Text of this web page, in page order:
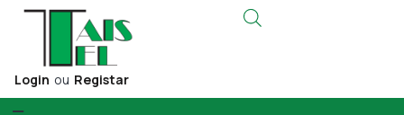
Login ou Registar